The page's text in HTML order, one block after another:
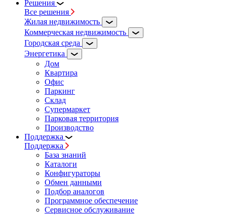
Решения
Все решения
Жилая недвижимость
Коммерческая недвижимость
Городская среда
Энергетика
Дом
Квартира
Офис
Паркинг
Склад
Супермаркет
Парковая территория
Производство
Поддержка
Поддержка
База знаний
Каталоги
Конфигураторы
Обмен данными
Подбор аналогов
Программное обеспечение
Сервисное обслуживание